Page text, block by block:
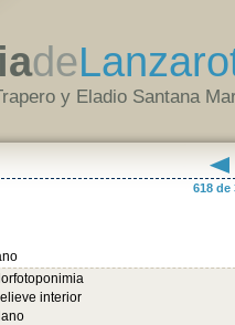
de
y Eladio Santana
618 de
interior